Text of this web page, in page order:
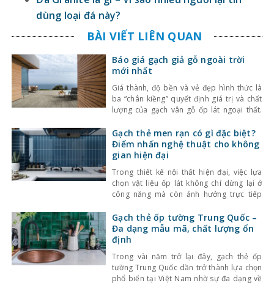
dùng loại đá này?
BÀI VIẾT LIÊN QUAN
Báo giá gạch giả gỗ ngoài trời
mới nhất
Giá thành, độ bền và vẻ đẹp hình thức là
ba “chân kiềng” quyết định giá trị và chất
lượng của gạch vân gỗ ốp lát ngoại thất.
gạch giả gỗ ngoài trời mới nhất và kinh
nghiệm lựa mua vật liệu sao cho vừa tối
Gạch thẻ men rạn có gì đặc biệt?
Điểm nhấn nghệ thuật cho không
gian hiện đại
Trong thiết kế nội thất hiện đại, việc lựa
chọn vật liệu ốp lát không chỉ dừng lại ở
công năng mà còn ảnh hưởng trực tiếp
Một trong những lựa chọn nổi bật gần đây
là gạch thẻ men rạn – dòng gạch ốp lát
Gạch thẻ ốp tường Trung Quốc –
Đa dạng mẫu mã, chất lượng ổn
định
Trong vài năm trở lại đây, gạch thẻ ốp
tường Trung Quốc dần trở thành lựa chọn
phổ biến tại Việt Nam nhờ sự đa dạng về